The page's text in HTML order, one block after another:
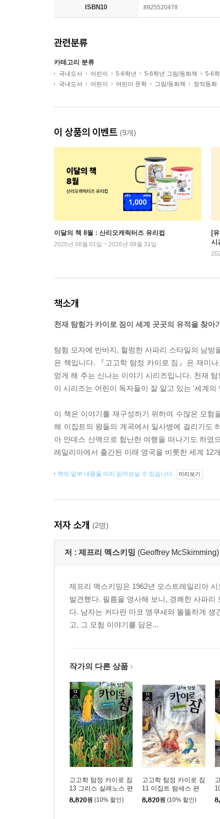
ISBN10 8925520478
관련분류
카테고리 분류
국내도서 어린이 5-6학년 5-6학년 그림/동화책
5-6
국내도서
어린이 어린이 문학 그림/동화책 창작동화
이 상품의 이벤트 (9개)
이달의 책 8월 : 산리오캐릭터즈 유리컵
2026년 08월 01일 ~ 2026년 08월 31일
[
시
책소개
천재 탐험가 카이로 짐이 세계 곳곳의 유적을 찾아
탐험 모자에 반바지, 헐렁한 사파리 스타일의 남
은 책입니다. 『고고학 탐정 카이로 짐』은 재미
얻게 해 주는 신나는 이야기 시리즈입니다. 천재
이 시리즈는 어린이 독자들이 잘 알고 있는 '세계
이 책은 이야기를 재구성하기 위하여 수많은 모
해 이집트의 왕들의 계곡에서 일사병에 걸리기도
아 안데스 산맥으로 험난한 여행을 떠나기도 하였
레일리아에서 출간된 이래 영국을 비롯한 세계 12
책의 일부 내용을 미리 읽어보실 수 있습니다. 미리보기
저자 소개 (2명)
저 : 제프리 멕스키밍 (Geoffrey McSkimming)
제프리 맥스키밍은 1962년 오스트레일리아
발견했다. 필름을 영사해 보니, 경쾌한 사파
다. 남자는 커다란 마코 앵쿠새와 똘똘하게
고, 그 모험 이야기를 담은...
작가의 다른 상품
고고학 탐정 카이로 짐
13 그리스 실레노스 편
8,820원 (10% 할인)
고고학 탐정 카이로 짐
11 이집트 람세스 편
8,820원 (10% 할인)